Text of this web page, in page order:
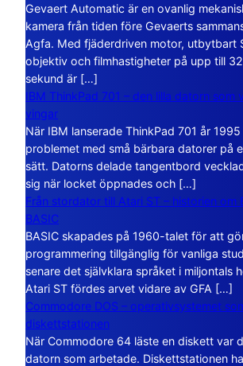
Gevaert Automatic är en ovanlig
kamera från tiden före Gevaerts
Agfa. Med fjäderdriven motor, utbytbart
objektiv och filmhastigheter på upp till
sekund är […]
IBM ThinkPad 701 – den lilla datorn som
vingar
När IBM lanserade ThinkPad 701 år
problemet med små bärbara datorer på
sätt. Datorns delade tangentbord
sig när locket öppnades och […]
Från stordator till Atari ST – historien om
BASIC
BASIC skapades på 1960-talet för att
programmering tillgänglig för vanliga
senare det självklara språket i miljontals
Atari ST fördes arvet vidare av GFA […]
Commodore DOS – operativsystemet
diskettstationen
När Commodore 64 läste en diskett var
datorn som arbetade. Diskettstationen